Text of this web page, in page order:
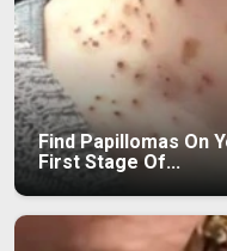
Find Papillomas On
First Stage Of...